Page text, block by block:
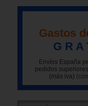
Gastos
G R A
Envíos España
pedidos
(más iva)